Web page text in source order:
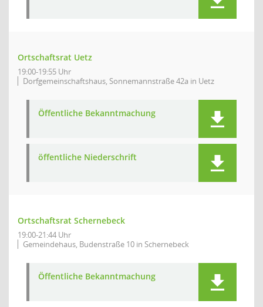
Ortschaftsrat Uetz
19:00-19:55 Uhr
Dorfgemeinschaftshaus, Sonnemannstraße 42a in Uetz
Öffentliche Bekanntmachung
öffentliche Niederschrift
Ortschaftsrat Schernebeck
19:00-21:44 Uhr
Gemeindehaus, Budenstraße 10 in Schernebeck
Öffentliche Bekanntmachung